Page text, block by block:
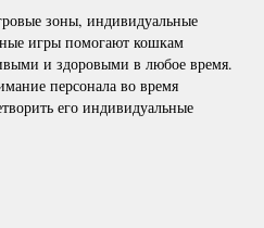
зоны, индивидуальные
игры помогают кошкам
и здоровыми в любое время.
персонала во время
его индивидуальные